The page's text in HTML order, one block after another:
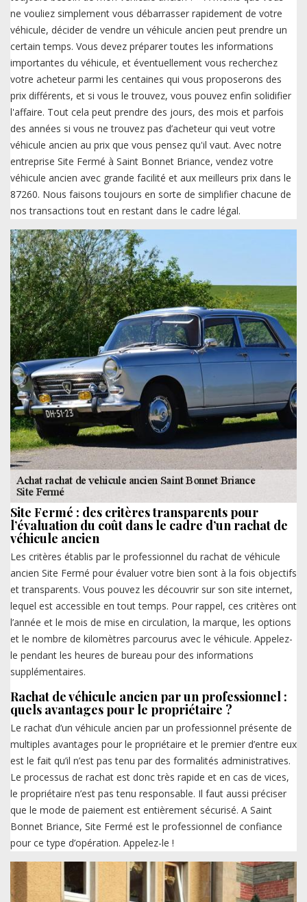
ne vouliez simplement vous débarrasser rapidement de votre
véhicule, décider de vendre un véhicule ancien peut prendre un
certain temps. Vous devez préparer toutes les informations
importantes du véhicule, et éventuellement vous recherchez
votre acheteur parmi les centaines qui vous proposerons des
prix différents, et si vous le trouvez, vous pouvez enfin solidifier
l'affaire. Tout cela peut prendre des jours, des mois et parfois
des années si vous ne trouvez pas d’acheteur qui veut votre
véhicule ancien au prix que vous pensez qu'il vaut. Avec notre
entreprise Site Fermé à Saint Bonnet Briance, vendez votre
véhicule ancien avec grande facilité et aux meilleurs prix dans le
87260. Nous faisons toujours en sorte de simplifier chacune de
nos transactions tout en restant dans le cadre légal.
Site Fermé : des critères transparents pour
l’évaluation du coût dans le cadre d’un rachat de
véhicule ancien
Les critères établis par le professionnel du rachat de véhicule
ancien Site Fermé pour évaluer votre bien sont à la fois objectifs
et transparents. Vous pouvez les découvrir sur son site internet,
lequel est accessible en tout temps. Pour rappel, ces critères ont
l’année et le mois de mise en circulation, la marque, les options
et le nombre de kilomètres parcourus avec le véhicule. Appelez-
le pendant les heures de bureau pour des informations
supplémentaires.
Rachat de véhicule ancien par un professionnel :
quels avantages pour le propriétaire ?
Le rachat d’un véhicule ancien par un professionnel présente de
multiples avantages pour le propriétaire et le premier d’entre eux
est le fait qu’il n’est pas tenu par des formalités administratives.
Le processus de rachat est donc très rapide et en cas de vices,
le propriétaire n’est pas tenu responsable. Il faut aussi préciser
que le mode de paiement est entièrement sécurisé. A Saint
Bonnet Briance, Site Fermé est le professionnel de confiance
pour ce type d’opération. Appelez-le !